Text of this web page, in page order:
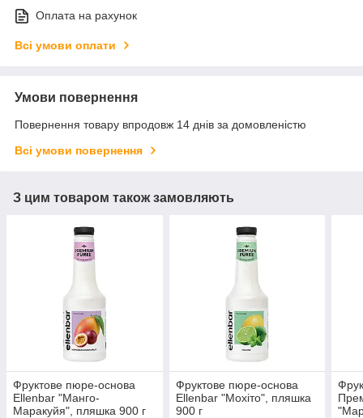
Оплата на рахунок
Всі умови оплати
Умови повернення
Повернення товару впродовж 14 днів за домовленістю
Всі умови повернення
З цим товаром також замовляють
Фруктове пюре-основа
Ellenbar "Манго-
Маракуйя", пляшка 900 г
Фруктове пюре-основа
Ellenbar "Мохіто", пляшка
900 г